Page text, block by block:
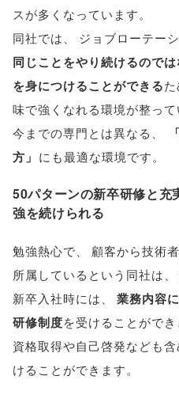
スが多くなっています。
同社では
ジョブローテー
同じことをやり続けるのでは
を身につけることができる
味で強くなれる環境が整って
今までの専門とは異なる
方 」 にも最適な環境です。
50パターンの新卒研修と充
強を続けられる
勉強熱心で、
顧客から技術
所属しているという同社は、
新卒入社時には、
業務内容
研修制度を受けることができ
資格取得や自己啓発なども含
けることができます。